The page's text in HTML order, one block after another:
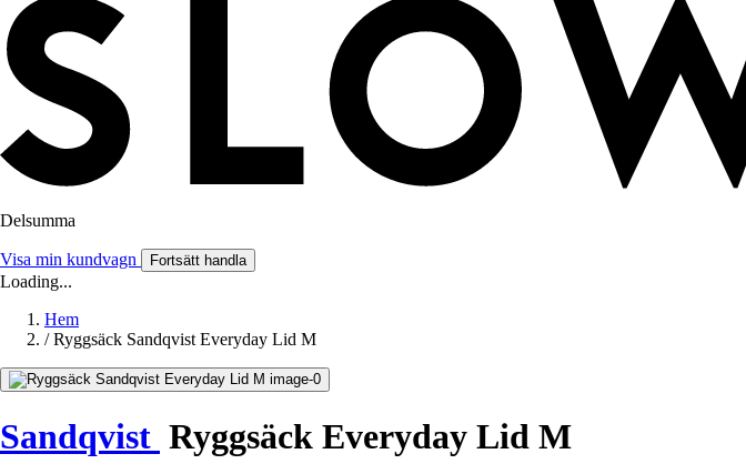
Delsumma
Visa min kundvagn Fortsätt handla
Loading...
Hem
/ Ryggsäck Sandqvist Everyday Lid M
Sandqvist Ryggsäck Everyday Lid M